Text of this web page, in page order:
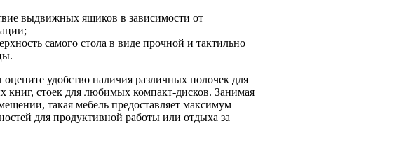
выдвижных ящиков в зависимости от
самого стола в виде прочной и тактильно
удобство наличия различных полочек для
книг, стоек для любимых компакт-дисков. Занимая
такая мебель предоставляет максимум
для продуктивной работы или отдыха за